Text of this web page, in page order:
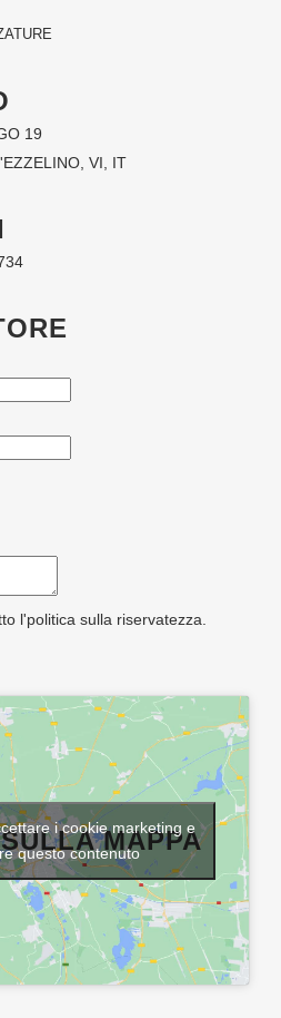
19
VI, IT
l'politica sulla riservatezza
MAPPA
i cookie marketing e
questo contenuto